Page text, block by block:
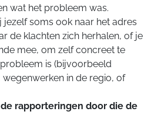
wat het probleem was.
jezelf soms ook naar het adres
de klachten zich herhalen, of je
mee, om zelf concreet te
is (bijvoorbeeld
in de regio, of
rapporteringen door die de